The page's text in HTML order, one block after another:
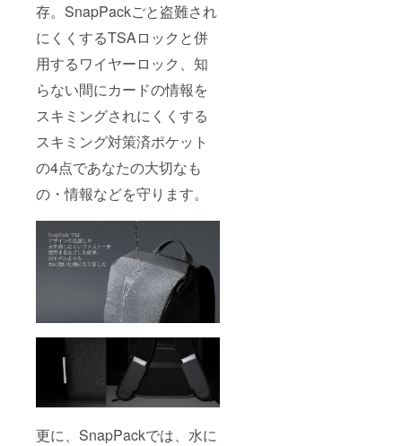
存。SnapPackごと盗難され
にくくするTSAロックと併
用するワイヤーロック、知
らない間にカードの情報を
スキミングされにくくする
スキミング対策済ポケット
の4点であなたの大切なも
の・情報などを守ります。
更に、SnapPackでは、水に